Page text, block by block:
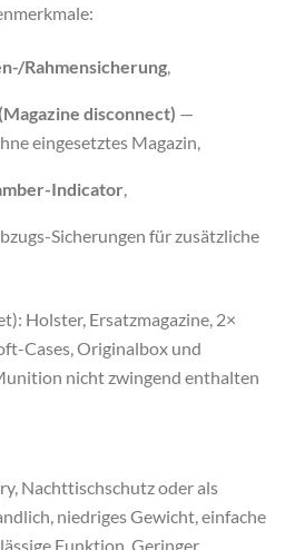
Rahmensicherung,
disconnect) —
eingesetztes Magazin,
Indicator,
Sicherungen für zusätzliche
Holster, Ersatzmagazine, 2×
Cases, Originalbox und
nicht zwingend enthalten
Nachttischschutz oder als
niedriges Gewicht, einfache
Funktion. Geringer